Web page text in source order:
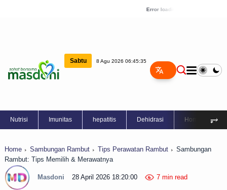
Error loading news
Sabtu 8 Agu 2026 06:45:36
Nutrisi Imunitas hepatitis Dehidrasi Home Care
⥅
Home Sambungan Rambut Tips Perawatan Rambut
Sambungan
Rambut: Tips Memilih & Merawatnya
Masdoni 28 April 2026 18:20:00 7 min read